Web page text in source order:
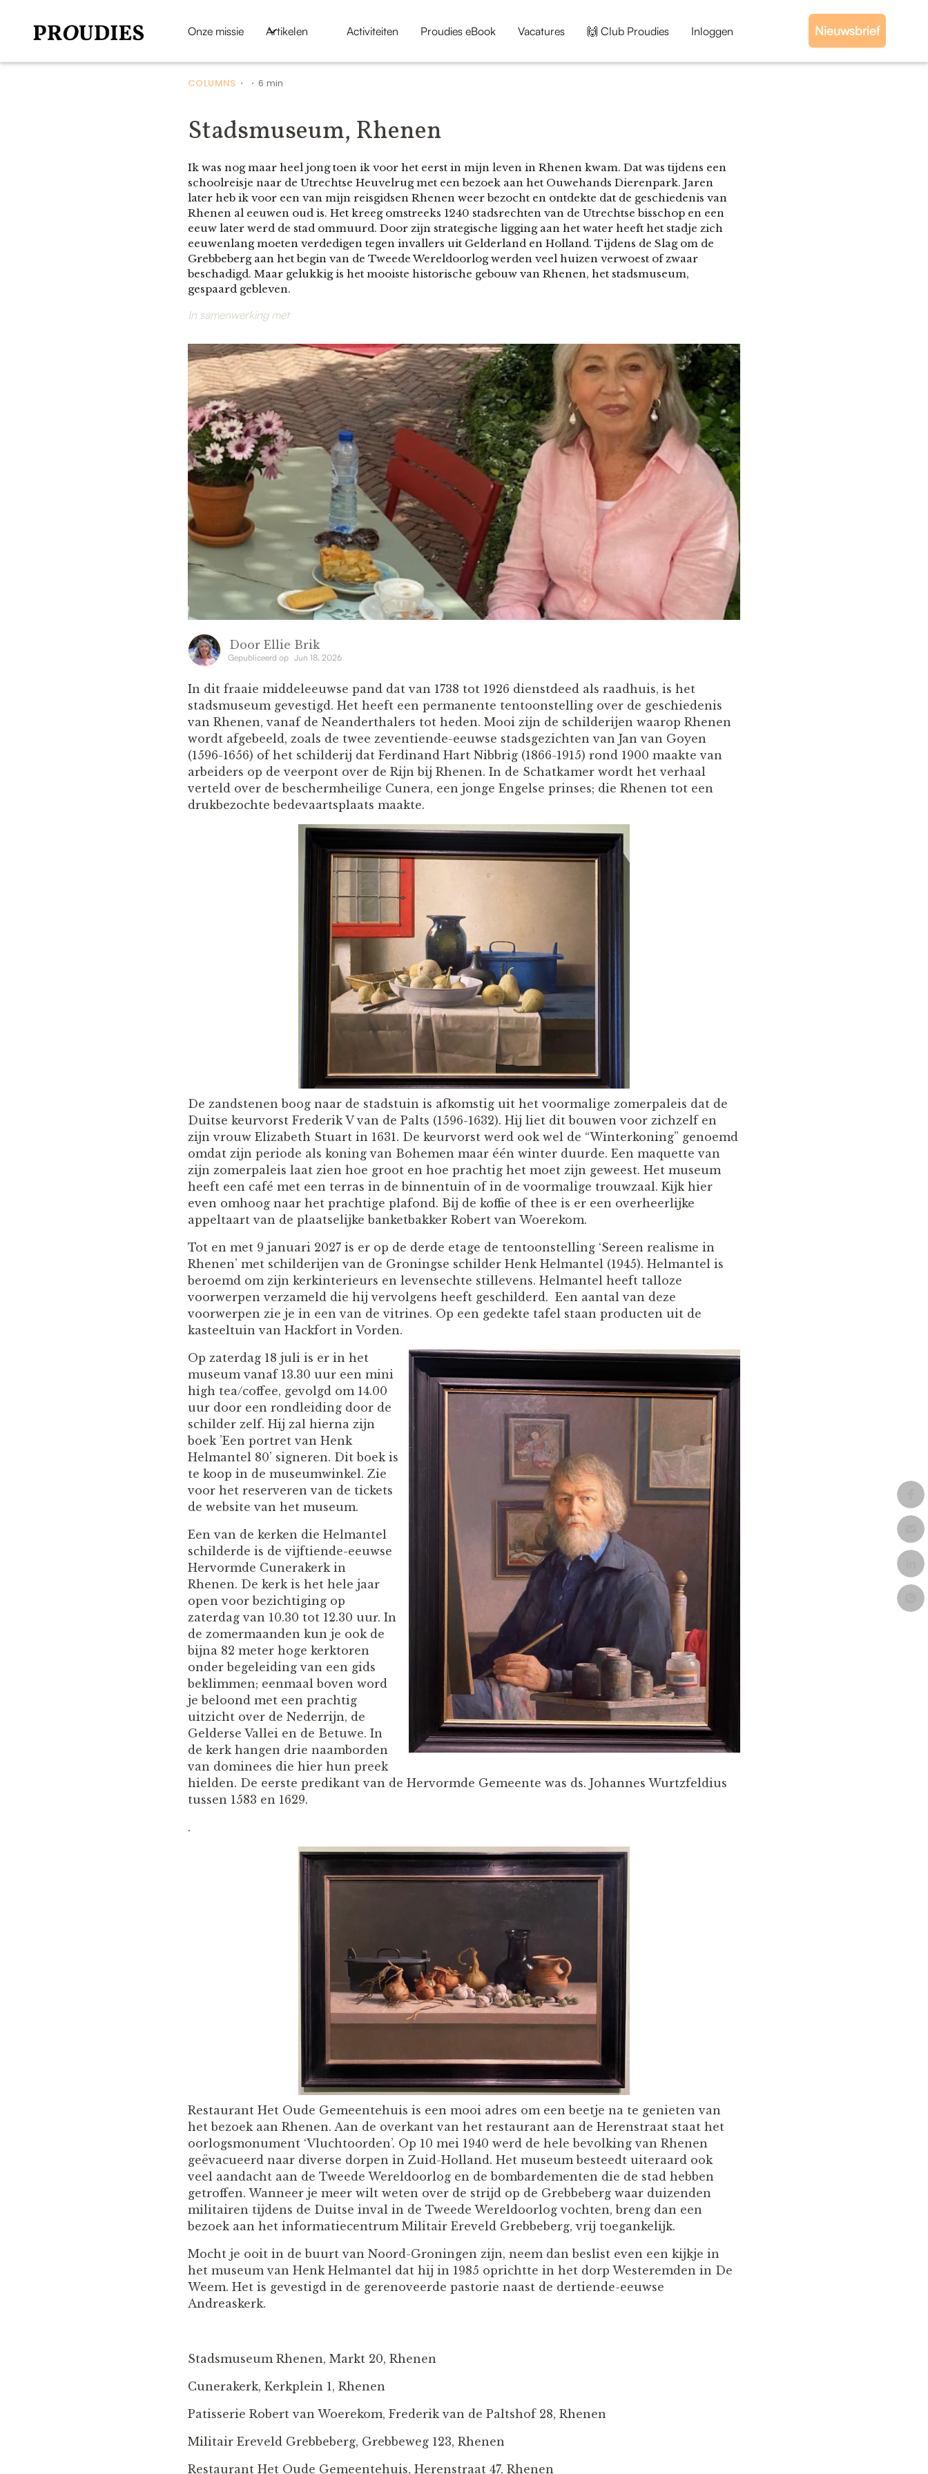
Onze missie Artikelen Activiteiten Proudies eBook Vacatures 🙌 Club Proudies Inloggen Nieuwsbrief
COLUMNS • • 6 min
Stadsmuseum, Rhenen
Ik was nog maar heel jong toen ik voor het eerst in mijn leven in Rhenen kwam. Dat was tijdens een
schoolreisje naar de Utrechtse Heuvelrug met een bezoek aan het Ouwehands Dierenpark. Jaren
later heb ik voor een van mijn reisgidsen Rhenen weer bezocht en ontdekte dat de geschiedenis van
Rhenen al eeuwen oud is. Het kreeg omstreeks 1240 stadsrechten van de Utrechtse bisschop en een
eeuw later werd de stad ommuurd. Door zijn strategische ligging aan het water heeft het stadje zich
eeuwenlang moeten verdedigen tegen invallers uit Gelderland en Holland. Tijdens de Slag om de
Grebbeberg aan het begin van de Tweede Wereldoorlog werden veel huizen verwoest of zwaar
beschadigd. Maar gelukkig is het mooiste historische gebouw van Rhenen, het stadsmuseum,
gespaard gebleven.
In samenwerking met
Door Ellie Brik
Gepubliceerd op Jun 18, 2026
In dit fraaie middeleeuwse pand dat van 1738 tot 1926 dienstdeed als raadhuis, is het
stadsmuseum gevestigd. Het heeft een permanente tentoonstelling over de geschiedenis
van Rhenen, vanaf de Neanderthalers tot heden. Mooi zijn de schilderijen waarop Rhenen
wordt afgebeeld, zoals de twee zeventiende-eeuwse stadsgezichten van Jan van Goyen
(1596-1656) of het schilderij dat Ferdinand Hart Nibbrig (1866-1915) rond 1900 maakte van
arbeiders op de veerpont over de Rijn bij Rhenen. In de Schatkamer wordt het verhaal
verteld over de beschermheilige Cunera, een jonge Engelse prinses; die Rhenen tot een
drukbezochte bedevaartsplaats maakte.
De zandstenen boog naar de stadstuin is afkomstig uit het voormalige zomerpaleis dat de
Duitse keurvorst Frederik V van de Palts (1596-1632). Hij liet dit bouwen voor zichzelf en
zijn vrouw Elizabeth Stuart in 1631. De keurvorst werd ook wel de “Winterkoning” genoemd
omdat zijn periode als koning van Bohemen maar één winter duurde. Een maquette van
zijn zomerpaleis laat zien hoe groot en hoe prachtig het moet zijn geweest. Het museum
heeft een café met een terras in de binnentuin of in de voormalige trouwzaal. Kijk hier
even omhoog naar het prachtige plafond. Bij de koffie of thee is er een overheerlijke
appeltaart van de plaatselijke banketbakker Robert van Woerekom.
Tot en met 9 januari 2027 is er op de derde etage de tentoonstelling ‘Sereen realisme in
Rhenen’ met schilderijen van de Groningse schilder Henk Helmantel (1945). Helmantel is
beroemd om zijn kerkinterieurs en levensechte stillevens. Helmantel heeft talloze
voorwerpen verzameld die hij vervolgens heeft geschilderd. Een aantal van deze
voorwerpen zie je in een van de vitrines. Op een gedekte tafel staan producten uit de
kasteeltuin van Hackfort in Vorden.
Op zaterdag 18 juli is er in het
museum vanaf 13.30 uur een mini
high tea/coffee, gevolgd om 14.00
uur door een rondleiding door de
schilder zelf. Hij zal hierna zijn
boek ’Een portret van Henk
Helmantel 80’ signeren. Dit boek is
te koop in de museumwinkel. Zie
voor het reserveren van de tickets
de website van het museum.
Een van de kerken die Helmantel
schilderde is de vijftiende-eeuwse
Hervormde Cunerakerk in
Rhenen. De kerk is het hele jaar
open voor bezichtiging op
zaterdag van 10.30 tot 12.30 uur. In
de zomermaanden kun je ook de
bijna 82 meter hoge kerktoren
onder begeleiding van een gids
beklimmen; eenmaal boven word
je beloond met een prachtig
uitzicht over de Nederrijn, de
Gelderse Vallei en de Betuwe. In
de kerk hangen drie naamborden
van dominees die hier hun preek
hielden. De eerste predikant van de Hervormde Gemeente was ds. Johannes Wurtzfeldius
tussen 1583 en 1629.
.
Restaurant Het Oude Gemeentehuis is een mooi adres om een beetje na te genieten van
het bezoek aan Rhenen. Aan de overkant van het restaurant aan de Herenstraat staat het
oorlogsmonument ‘Vluchtoorden’. Op 10 mei 1940 werd de hele bevolking van Rhenen
geëvacueerd naar diverse dorpen in Zuid-Holland. Het museum besteedt uiteraard ook
veel aandacht aan de Tweede Wereldoorlog en de bombardementen die de stad hebben
getroffen. Wanneer je meer wilt weten over de strijd op de Grebbeberg waar duizenden
militairen tijdens de Duitse inval in de Tweede Wereldoorlog vochten, breng dan een
bezoek aan het informatiecentrum Militair Ereveld Grebbeberg, vrij toegankelijk.
Mocht je ooit in de buurt van Noord-Groningen zijn, neem dan beslist even een kijkje in
het museum van Henk Helmantel dat hij in 1985 oprichtte in het dorp Westeremden in De
Weem. Het is gevestigd in de gerenoveerde pastorie naast de dertiende-eeuwse
Andreaskerk.
Stadsmuseum Rhenen, Markt 20, Rhenen
Cunerakerk, Kerkplein 1, Rhenen
Patisserie Robert van Woerekom, Frederik van de Paltshof 28, Rhenen
Militair Ereveld Grebbeberg, Grebbeweg 123, Rhenen
Restaurant Het Oude Gemeentehuis, Herenstraat 47, Rhenen